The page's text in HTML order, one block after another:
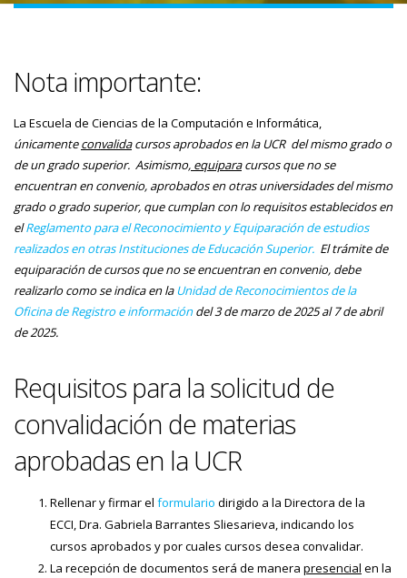
Nota importante:
La Escuela de Ciencias de la Computación e Informática,
únicamenteconvalidacursos aprobados en la UCR del mismo grado o
de un grado superior. Asimismo, equiparacursos que no se
encuentran en convenio, aprobados en otras universidades del mismo
grado o grado superior, que cumplan con lo requisitos establecidos en
elReglamento para el Reconocimiento y Equiparación de estudios
realizados en otras Instituciones de Educación Superior. El trámite de
equiparación de cursos que no se encuentran en convenio, debe
realizarlo como se indica en laUnidad de Reconocimientos de la
Oficina de Registro e informacióndel 3 de marzo de 2025 al 7 de abril
de 2025.
Requisitos para la solicitud de
convalidación de materias
aprobadas en la UCR
Rellenar y firmar el formulario dirigido a la Directora de la
ECCI, Dra. Gabriela Barrantes Sliesarieva, indicando los
cursos aprobados y por cuales cursos desea convalidar.
La recepción de documentos será de manera presencial en la